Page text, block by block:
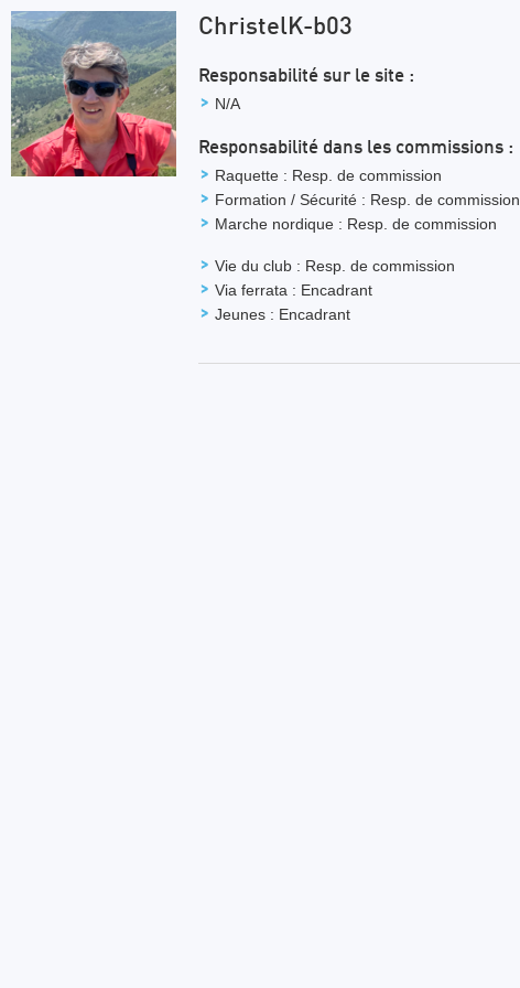
ChristelK-b03
Responsabilité sur le site :
N/A
Responsabilité dans les commissions :
Raquette : Resp. de commission
Formation / Sécurité : Resp. de commission
Marche nordique : Resp. de commission
Vie du club : Resp. de commission
Via ferrata : Encadrant
Jeunes : Encadrant